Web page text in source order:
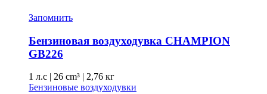
Запомнить
Бензиновая воздуходувка CHAMPION
GB226
1 л.с | 26 cm³ | 2,76 кг
Бензиновые воздуходувки